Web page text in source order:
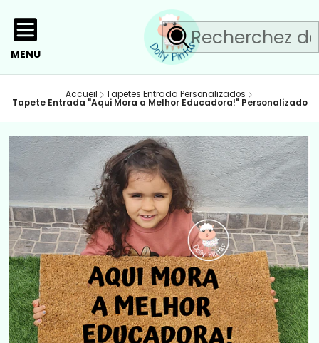
MENU
Accueil Tapetes Entrada Personalizados
Tapete Entrada "Aqui Mora a Melhor Educadora!" Personalizado